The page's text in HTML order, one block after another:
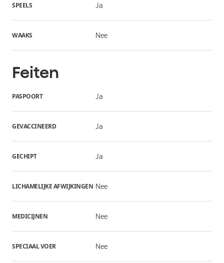
SPEELS Ja
WAAKS Nee
Feiten
PASPOORT Ja
GEVACCINEERD Ja
GECHIPT Ja
LICHAMELIJKE AFWIJKINGEN Nee
MEDICIJNEN Nee
SPECIAAL VOER Nee